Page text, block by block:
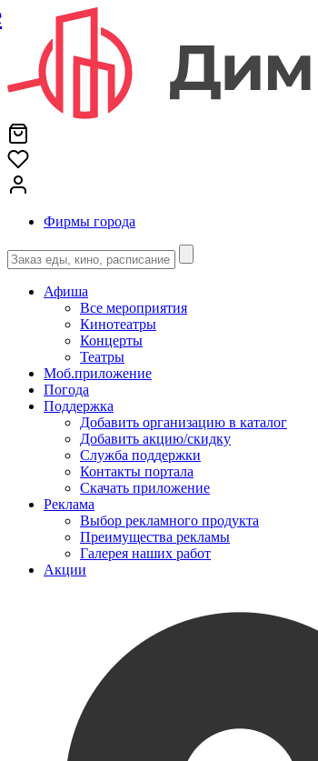
Фирмы города
Афиша
Все мероприятия
Кинотеатры
Концерты
Театры
Моб.приложение
Погода
Поддержка
Добавить организацию в каталог
Добавить акцию/скидку
Служба поддержки
Контакты портала
Скачать приложение
Реклама
Выбор рекламного продукта
Преимущества рекламы
Галерея наших работ
Акции